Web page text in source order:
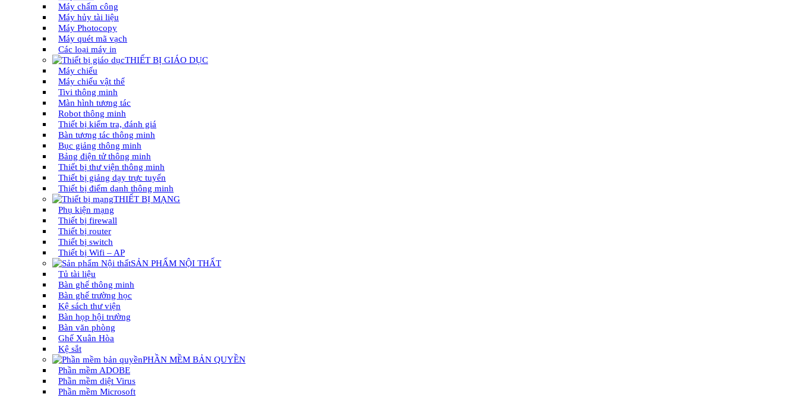
Máy chấm công
Máy hủy tài liệu
Máy Photocopy
Máy quét mã vạch
Các loại máy in
THIẾT BỊ GIÁO DỤC
Máy chiếu
Máy chiếu vật thể
Tivi thông minh
Màn hình tương tác
Robot thông minh
Thiết bị kiểm tra, đánh giá
Bàn tương tác thông minh
Bục giảng thông minh
Bảng điện tử thông minh
Thiết bị thư viện thông minh
Thiết bị giảng dạy trực tuyến
Thiết bị điểm danh thông minh
THIẾT BỊ MẠNG
Phụ kiện mạng
Thiết bị firewall
Thiết bị router
Thiết bị switch
Thiết bị Wifi – AP
SẢN PHẨM NỘI THẤT
Tủ tài liệu
Bàn ghế thông minh
Bàn ghế trường học
Kệ sách thư viện
Bàn họp hội trường
Bàn văn phòng
Ghế Xuân Hòa
Kệ sắt
PHẦN MỀM BẢN QUYỀN
Phần mềm ADOBE
Phần mềm diệt Virus
Phần mềm Microsoft